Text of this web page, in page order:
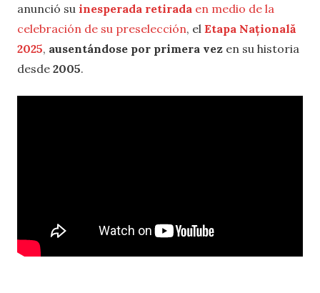
anunció su inesperada retirada en medio de la
celebración de su preselección, el Etapa Națională
2025, ausentándose por primera vez en su historia
desde 2005.